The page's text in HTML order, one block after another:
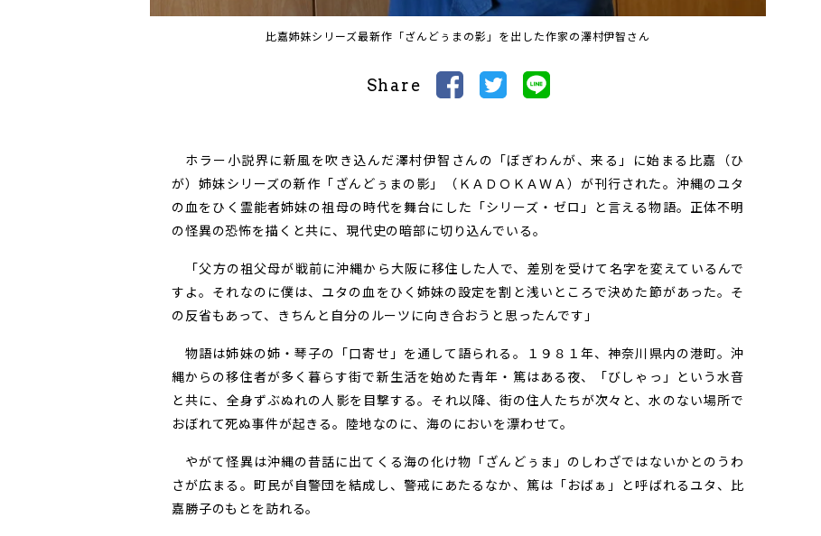
比嘉姉妹シリーズ最新作「ざんどぅまの影」を出した作家の澤村伊智さん
Share
ホラー小説界に新風を吹き込んだ澤村伊智さんの「ぼぎわんが、来る」に始まる比嘉（ひ
が）姉妹シリーズの新作「ざんどぅまの影」（ＫＡＤＯＫＡＷＡ）が刊行された。沖縄のユタ
の血をひく霊能者姉妹の祖母の時代を舞台にした「シリーズ・ゼロ」と言える物語。正体不明
の怪異の恐怖を描くと共に、現代史の暗部に切り込んでいる。
「父方の祖父母が戦前に沖縄から大阪に移住した人で、差別を受けて名字を変えているんで
すよ。それなのに僕は、ユタの血をひく姉妹の設定を割と浅いところで決めた節があった。そ
の反省もあって、きちんと自分のルーツに向き合おうと思ったんです」
物語は姉妹の姉・琴子の「口寄せ」を通して語られる。１９８１年、神奈川県内の港町。沖
縄からの移住者が多く暮らす街で新生活を始めた青年・篤はある夜、「びしゃっ」という水音
と共に、全身ずぶぬれの人影を目撃する。それ以降、街の住人たちが次々と、水のない場所で
おぼれて死ぬ事件が起きる。陸地なのに、海のにおいを漂わせて。
やがて怪異は沖縄の昔話に出てくる海の化け物「ざんどぅま」のしわざではないかとのうわ
さが広まる。町民が自警団を結成し、警戒にあたるなか、篤は「おばぁ」と呼ばれるユタ、比
嘉勝子のもとを訪れる。